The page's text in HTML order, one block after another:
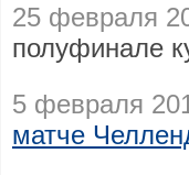
25 февраля
полуфинале
5 февраля
матче